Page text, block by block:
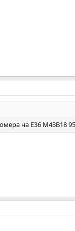
на Е36 M43B18